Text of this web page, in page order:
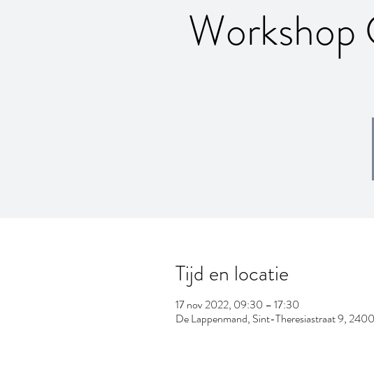
Workshop
Tijd en locatie
17 nov 2022, 09:30 – 17:30
De Lappenmand, Sint-Theresiastraat 9,